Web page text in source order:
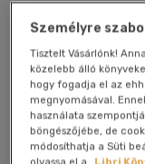
Személyre
Tisztelt Vásárlónk!
közelebb álló
hogy fogadja el az
megnyomásával.
használata
böngészőjébe, de
módosíthatja a Süti